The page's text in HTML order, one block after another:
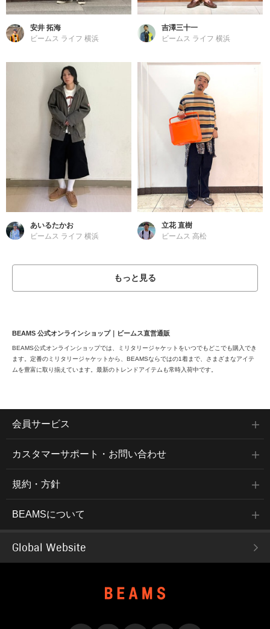
安井 拓海
ビームス ライフ 横浜
吉澤三十一
ビームス ライフ 横浜
あいるたかお
ビームス ライフ 横浜
立花 直樹
ビームス 高松
もっと見る
BEAMS 公式オンラインショップ｜ビームス直営通販
BEAMS公式オンラインショップでは、ミリタリージャケットをいつでもどこでも購入でき
ます。定番のミリタリージャケットから、BEAMSならではの1着まで、さまざまなアイテ
ムを豊富に取り揃えています。最新のトレンドアイテムも常時入荷中です。
会員サービス
カスタマーサポート・お問い合わせ
規約・方針
BEAMSについて
Global Website